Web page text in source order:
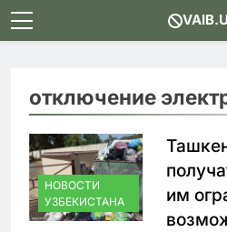
Skip
to
отключение
НОВОСТИ
УЗБЕКИСТАНА
им